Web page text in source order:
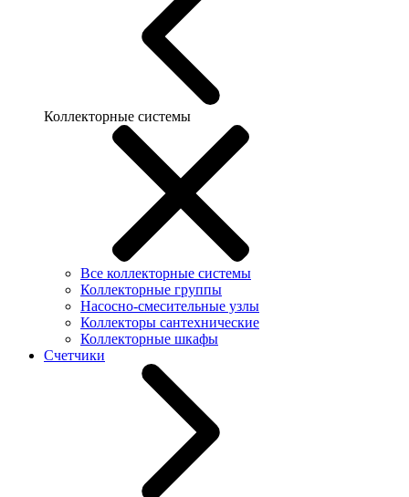
Коллекторные системы
Все коллекторные системы
Коллекторные группы
Насосно-смесительные узлы
Коллекторы сантехнические
Коллекторные шкафы
Счетчики